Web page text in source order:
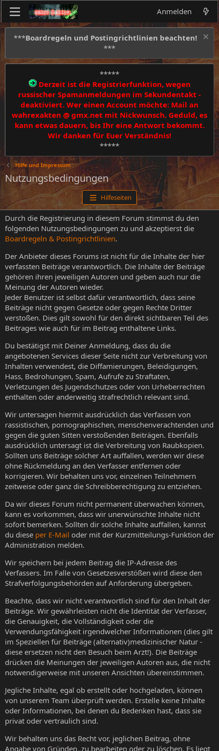
Anmelden
***Boardregeln und Postingrichtlinien beachten!
***
*****
Derzeit ist die Registrierfunktion, wegen
russischer Spamanmeldungen im Sekundentakt -
deaktiviert. Wer einen Account möchte: Mail an
wahrexakten @ gmx.net mit Nickwunsch. Geduld, es
kann etwas dauern, bis Ihr eine Antwort bekommt.
Wir danken für Euer Verständnis!
*****
Hilfe und Impressum
Nutzungsbedingungen
Hilfeseiten
Durch die Registrierung in diesem Forum stimmst du den
folgenden Nutzungsbedingungen zu und akzeptierst die
Boardregeln & Postingrichtlinien.
Der Anbieter dieses Forums ist nicht für die Inhalte der hier
verfassten Beiträge verantwortlich. Die Inhalte der Beiträge
gehören ihren jeweiligen Autoren und geben auch nur die
Meinung der Autoren wieder.
Jeder Benutzer ist selbst dafür verantwortlich, dass seine
Beiträge nicht gegen Gesetze oder gegen Rechte Dritter
verstoßen. Dies gilt sowohl für den direkt sichtbaren Teil des
Beitrages wie auch für im Beitrag enthaltene Links.
Du bestätigst mit Deiner Anmeldung, dass du die
angebotenen Services dieser Seite nicht zur Verbreitung von
Inhalten verwendest, die Diffamierungen, Beleidigungen,
Hass, Bedrohungen, Spam, Aufrufe zu Straftaten,
Verletzungen des Jugendschutzes oder von Urheberrechten
enthalten oder anderweitig strafrechtlich relevant sind.
Wir untersagen hiermit ausdrücklich das Verfassen von
rassistischen, pornographischen, menschenverachtenden und
gegen die guten Sitten verstoßenden Beiträgen. Ebenfalls
ausdrücklich untersagt ist die Verbreitung von Raubkopien.
Sollten uns Beiträge solcher Art auffallen, werden wir diese
ohne Rückmeldung an den Verfasser entfernen oder
korrigieren. Wir behalten uns vor, einzelnen Teilnehmern
zeitweise oder ganz die Schreibberechtigung zu entziehen.
Da wir dieses Forum nicht permanent überwachen können,
kann es vorkommen, dass wir unerwünschte Inhalte nicht
sofort bemerken. Sollten dir solche Inhalte auffallen, kannst
du diese per E-Mail oder mit der Kurzmitteilungs-Funktion der
Administration melden.
Wir speichern bei jedem Beitrag die IP-Adresse des
Verfassers. Im Falle von Gesetzesverstößen wird diese den
Strafverfolgungsbehörden auf Anforderung übergeben.
Beachte, dass wir nicht verantwortlich sind für den Inhalt der
Beiträge. Wir gewährleisten nicht die Identität der Verfasser,
die Genauigkeit, die Vollständigkeit oder die
Verwendungsfähigkeit irgendwelcher Informationen (dies gilt
im Speziellen für Beiträge (alternativ)medizinischer Natur -
diese ersetzen nicht den Besuch beim Arzt!). Die Beiträge
drücken die Meinungen der jeweiligen Autoren aus, die nicht
notwendigerweise mit unseren Ansichten übereinstimmen.
Jegliche Inhalte, egal ob erstellt oder hochgeladen, können
von unserem Team überprüft werden. Erstelle keine Inhalte
oder Informationen, bei denen du Bedenken hast, dass sie
privat oder vertraulich sind.
Wir behalten uns das Recht vor, jeglichen Beitrag, ohne
Angabe von Gründen, zu bearbeiten oder zu löschen. Es liegt